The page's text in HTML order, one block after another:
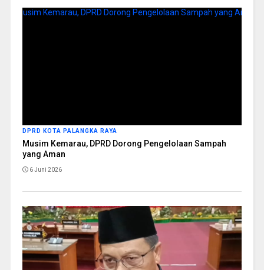
DPRD KOTA PALANGKA RAYA
Musim Kemarau, DPRD Dorong Pengelolaan Sampah
yang Aman
6 Juni 2026